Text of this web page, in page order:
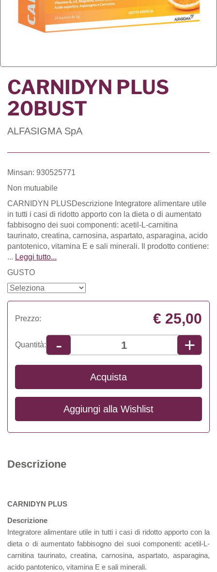
CARNIDYN PLUS
20BUST
ALFASIGMA SpA
Minsan: 930525771
Non mutuabile
CARNIDYN PLUSDescrizione Integratore alimentare utile
in tutti i casi di ridotto apporto con la dieta o di aumentato
fabbisogno dei suoi componenti: acetil-L-carnitina
taurinato, creatina, carnosina, aspartato, asparagina, acido
pantotenico, vitamina E e sali minerali. Il prodotto contiene:
... Leggi tutto...
GUSTO
Prezzo: € 25,00
Quantità: - +
Acquista
Aggiungi alla Wishlist
Descrizione
CARNIDYN PLUS
Descrizione
Integratore alimentare utile in tutti i casi di ridotto apporto con la
dieta o di aumentato fabbisogno dei suoi componenti: acetil-L-
carnitina taurinato, creatina, carnosina, aspartato, asparagina,
acido pantotenico, vitamina E e sali minerali.